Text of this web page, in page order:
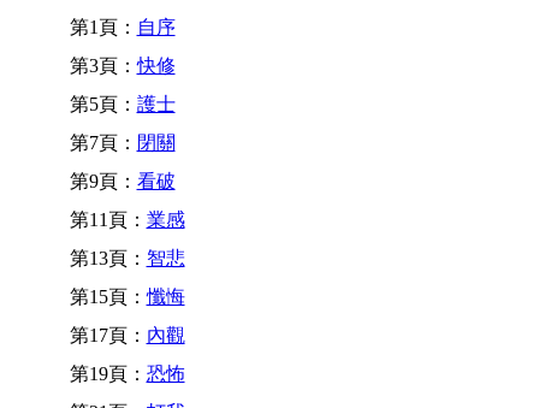
第1頁： 自序
第3頁：快修
第5頁： 護士
第7頁： 閉關
第9頁： 看破
第11頁： 業感
第13頁： 智悲
第15頁：懺悔
第17頁： 內觀
第19頁： 恐怖